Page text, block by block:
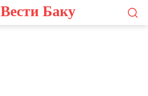
Вести Баку